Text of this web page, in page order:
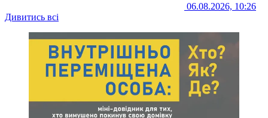
06.08.2026, 10:26
Дивитись всі